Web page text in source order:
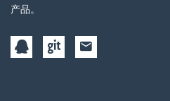
产品。